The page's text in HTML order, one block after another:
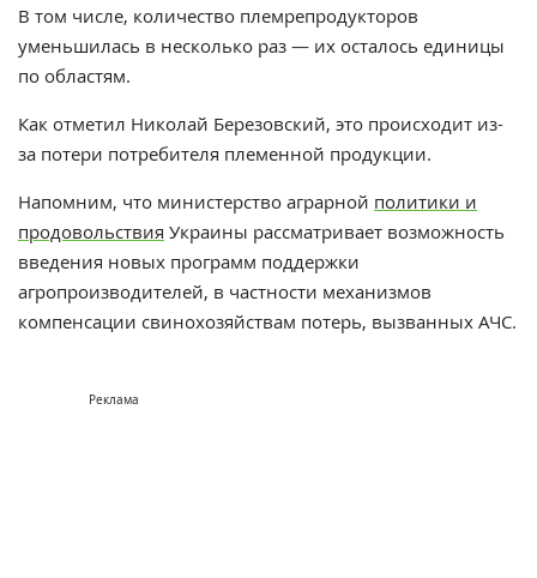
В том числе, количество племрепродукторов
уменьшилась в несколько раз — их осталось единицы
по областям.
Как отметил Николай Березовский, это происходит из-
за потери потребителя племенной продукции.
Напомним, что министерство аграрной политики и
продовольствия Украины рассматривает возможность
введения новых программ поддержки
агропроизводителей, в частности механизмов
компенсации свинохозяйствам потерь, вызванных АЧС.
Реклама